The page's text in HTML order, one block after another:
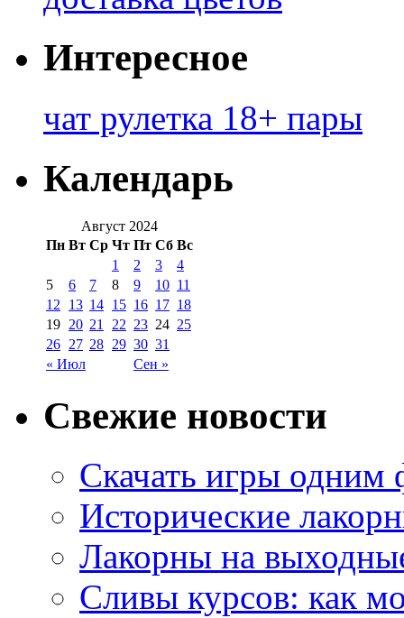
Интересное
чат рулетка 18+ пары
Календарь
Август 2024
Пн Вт Ср Чт Пт Сб Вс
« Июл Сен »
1 2 3
4
5
6 7 8 9 10 11
12
13 14 15 16 17 18
19 20 21 22 23 24 25
26 27 28 29 30 31
Свежие новости
Скачать игры одним
Исторические
Лакорны на
Сливы курсов: как